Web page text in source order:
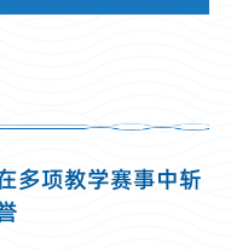
多项教学赛事中斩